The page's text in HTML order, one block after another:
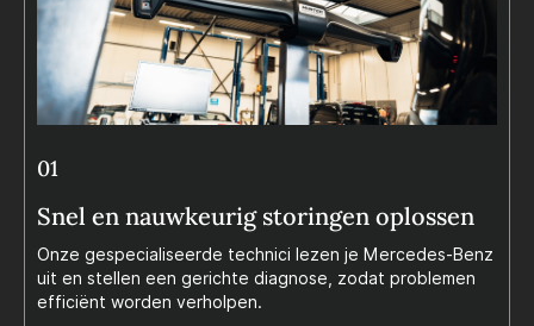
01
Snel en nauwkeurig storingen oplossen
Onze gespecialiseerde technici lezen je Mercedes-Benz
uit en stellen een gerichte diagnose, zodat problemen
efficiënt worden verholpen.